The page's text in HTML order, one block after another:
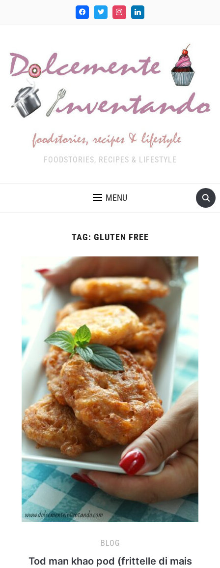
FOODSTORIES, RECIPES & LIFESTYLE
MENU
TAG: GLUTEN FREE
BLOG
Tod man khao pod (frittelle di mais